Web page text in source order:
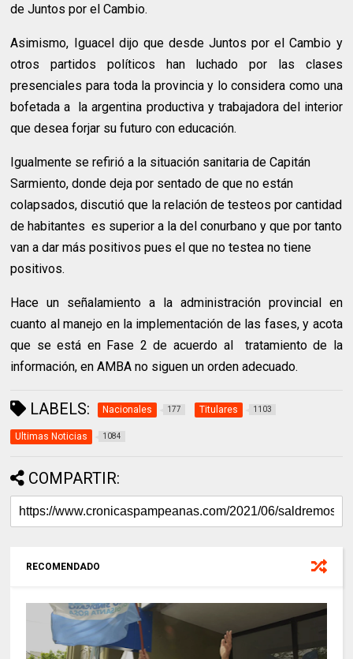
de Juntos por el Cambio.
Asimismo, Iguacel dijo que desde Juntos por el Cambio y
otros partidos políticos han luchado por las clases
presenciales para toda la provincia y lo considera como una
bofetada a la argentina productiva y trabajadora del interior
que desea forjar su futuro con educación.
Igualmente se refirió a la situación sanitaria de Capitán
Sarmiento, donde deja por sentado de que no están
colapsados, discutió que la relación de testeos por cantidad
de habitantes es superior a la del conurbano y que por tanto
van a dar más positivos pues el que no testea no tiene
positivos.
Hace un señalamiento a la administración provincial en
cuanto al manejo en la implementación de las fases, y acota
que se está en Fase 2 de acuerdo al
tratamiento de la
información, en AMBA no siguen un orden adecuado.
LABELS: Nacionales 177 Titulares 1103
Ultimas Noticias 1084
COMPARTIR:
RECOMENDADO